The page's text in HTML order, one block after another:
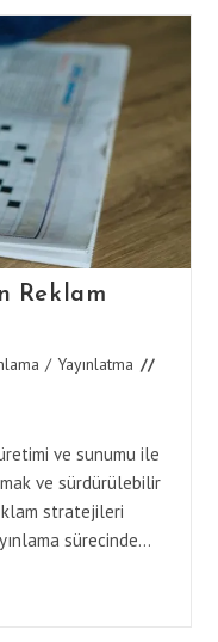
Reklam
/ Yayınlatma
ve sunumu ile
ve sürdürülebilir
stratejileri
sürecinde…